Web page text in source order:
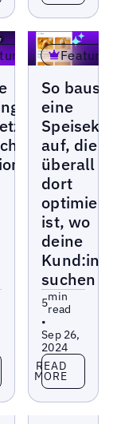
Featured
So baust
eine
auf, die
überall
dort
optimiert
ist, wo
deine
suchen
5min
read
•
Sep 26,
2024
Read more
READ
MORE